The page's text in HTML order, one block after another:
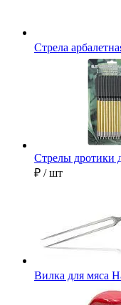
Стрела
Стрелы дротики
₽ / шт
Вилка для мяса